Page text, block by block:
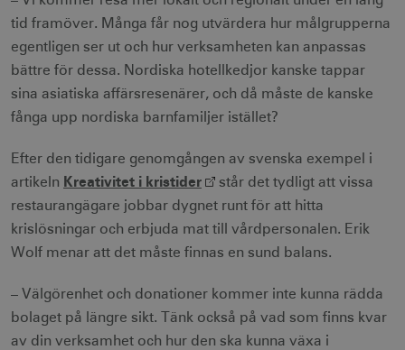
tid framöver. Många får nog utvärdera hur målgrupperna
egentligen ser ut och hur verksamheten kan anpassas
bättre för dessa. Nordiska hotellkedjor kanske tappar
sina asiatiska affärsresenärer, och då måste de kanske
fånga upp nordiska barnfamiljer istället?
Efter den tidigare genomgången av svenska exempel i
artikeln Kreativitet i kristider
står det tydligt att vissa
restaurangägare jobbar dygnet runt för att hitta
krislösningar och erbjuda mat till vårdpersonalen. Erik
Wolf menar att det måste finnas en sund balans.
– Välgörenhet och donationer kommer inte kunna rädda
bolaget på längre sikt. Tänk också på vad som finns kvar
av din verksamhet och hur den ska kunna växa i